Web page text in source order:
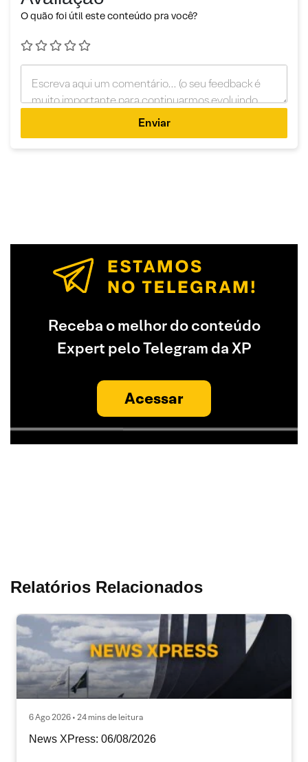
O quão foi útil este conteúdo pra você?
Enviar
Receba o melhor do conteúdo
Expert pelo Telegram da XP
Acessar
Relatórios Relacionados
6 Ago 2026 • 24 mins de leitura
News XPress: 06/08/2026